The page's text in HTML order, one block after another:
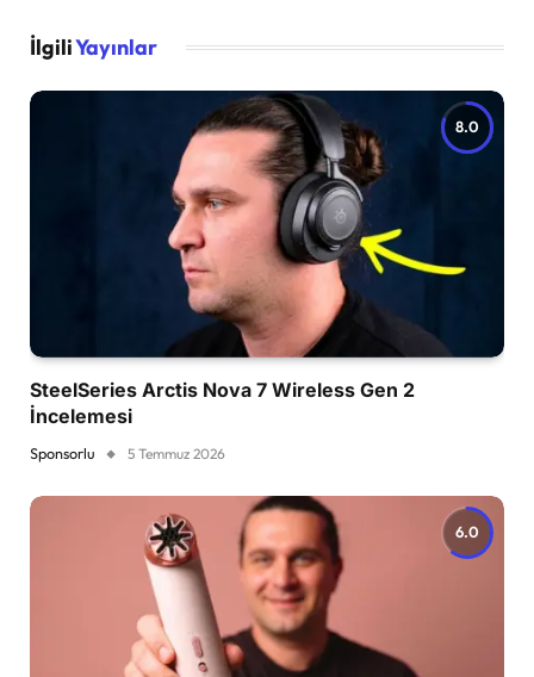
İlgiliYayınlar
8.0
SteelSeries Arctis Nova 7 Wireless Gen 2
İncelemesi
Sponsorlu 5 Temmuz 2026
6.0